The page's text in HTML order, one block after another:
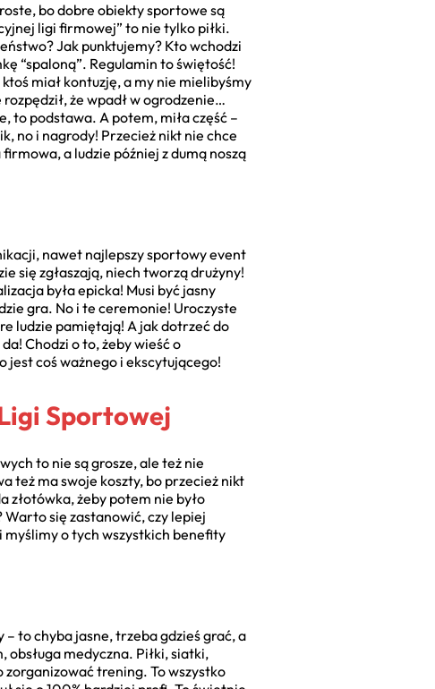
bo dobre obiekty sportowe są
ligi firmowej” to nie tylko piłki.
Jak punktujemy? Kto wchodzi
“spaloną”. Regulamin to świętość!
miał kontuzję, a my nie mielibyśmy
że wpadł w ogrodzenie…
to podstawa. A potem, miła część –
no i nagrody! Przecież nikt nie chce
a ludzie później z dumą noszą
nawet najlepszy sportowy event
się zgłaszają, niech tworzą drużyny!
była epicka! Musi być jasny
gra. No i te ceremonie! Uroczyste
ludzie pamiętają! A jak dotrzeć do
Chodzi o to, żeby wieść o
jest coś ważnego i ekscytującego!
Sportowej
to nie są grosze, ale też nie
też ma swoje koszty, bo przecież nikt
złotówka, żeby potem nie było
Warto się zastanowić, czy lepiej
myślimy o tych wszystkich benefity
to chyba jasne, trzeba gdzieś grać, a
medyczna. Piłki, siatki,
zorganizować trening. To wszystko